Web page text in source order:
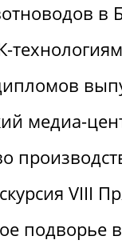
в
медиа-
VIII